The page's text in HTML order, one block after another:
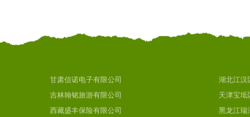
甘肃信诺电子有限公司 湖北江汉
吉林翰铭旅游有限公司 天津宝坻
西藏盛丰保险有限公司 黑龙江瑞